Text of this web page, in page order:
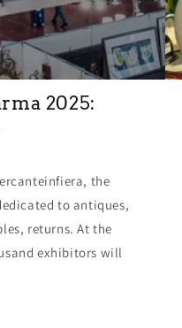
2025:
the
to antiques,
returns. At the
exhibitors will